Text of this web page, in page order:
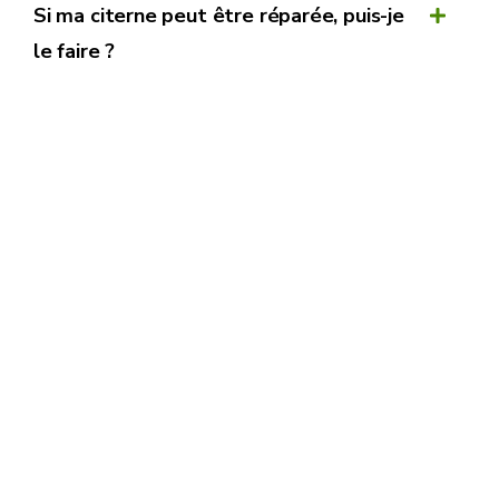
Si ma citerne peut être réparée, puis-je
le faire ?